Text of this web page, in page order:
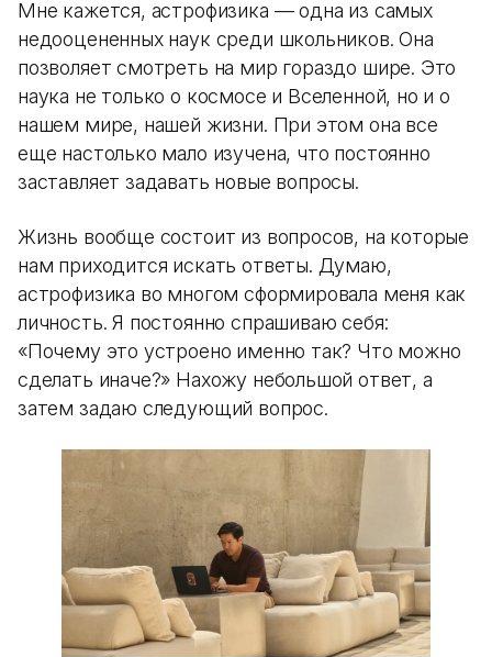
Мне кажется, астрофизика — одна из самых
недооцененных наук среди школьников. Она
позволяет смотреть на мир гораздо шире. Это
наука не только о космосе и Вселенной, но и о
нашем мире, нашей жизни. При этом она все
еще настолько мало изучена, что постоянно
заставляет задавать новые вопросы.
Жизнь вообще состоит из вопросов, на которые
нам приходится искать ответы. Думаю,
астрофизика во многом сформировала меня как
личность. Я постоянно спрашиваю себя:
«Почему это устроено именно так? Что можно
сделать иначе?» Нахожу небольшой ответ, а
затем задаю следующий вопрос.